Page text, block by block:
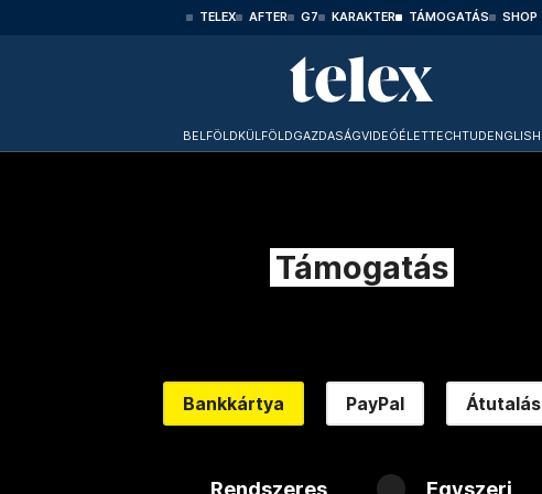
TELEX AFTER G7 KARAKTER TÁMOGATÁS SHOP
BELFÖLDKÜLFÖLDGAZDASÁGVIDEÓÉLETTECHTUDENGLISH
Támogatás
Bankkártya PayPal Átutalás
Rendszeres Egyszeri